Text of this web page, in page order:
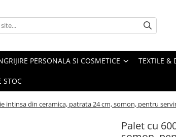
PERSONALA SI COSMETICE TEXTILE &
STOC
intinsa din ceramica, patrata 24 cm, somon, pentru
Palet cu